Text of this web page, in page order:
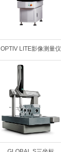
OPTIV LITE影像测量仪